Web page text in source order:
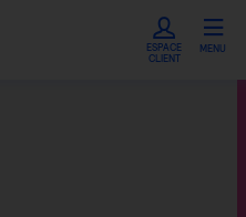
ESPACE
CLIENT
MENU